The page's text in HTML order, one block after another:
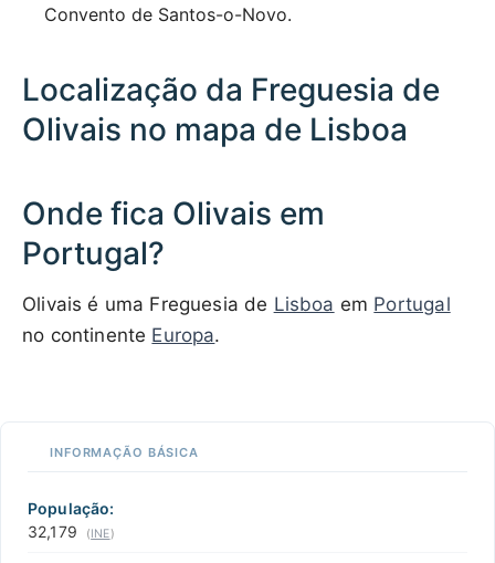
Convento de Santos-o-Novo.
Localização da Freguesia de
Olivais no mapa de Lisboa
Onde fica Olivais em
Portugal?
Olivais é uma Freguesia de Lisboa em Portugal
no continente Europa.
INFORMAÇÃO BÁSICA
População:
32,179
(INE)